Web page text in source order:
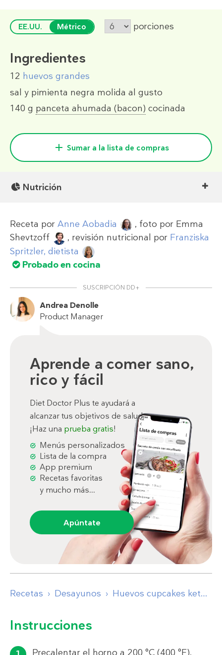
EE.UU. Métrico porciones
Ingredientes
12 huevos grandes
sal y pimienta negra molida al gusto
140 g panceta ahumada (bacon) cocinada
Sumar a la lista de compras
Nutrición
Receta por Anne Aobadia , foto por Emma
Shevtzoff
, revisión nutricional por Franziska
Spritzler, dietista
Probado en cocina
SUSCRIPCIÓN DD+
Andrea Denolle
Product Manager
Aprende a comer sano,
rico y fácil
Diet Doctor Plus te ayudará a
alcanzar tus objetivos de salud.
¡Haz una prueba gratis!
Menús personalizados
Lista de la compra
App premium
Recetas favoritas
y mucho más...
Apúntate
Recetas Desayunos Huevos cupcakes keto para llevar
Instrucciones
Precalentar el horno a 200 °C (400 °F).